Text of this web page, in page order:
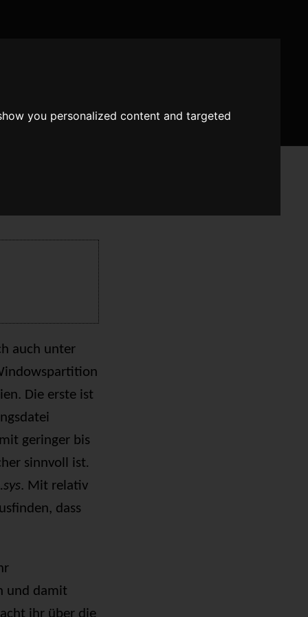
you personalized content and targeted
auch unter
Die erste ist
geringer bis
sinnvoll ist.
. Mit relativ
dass
und damit
ihr über die